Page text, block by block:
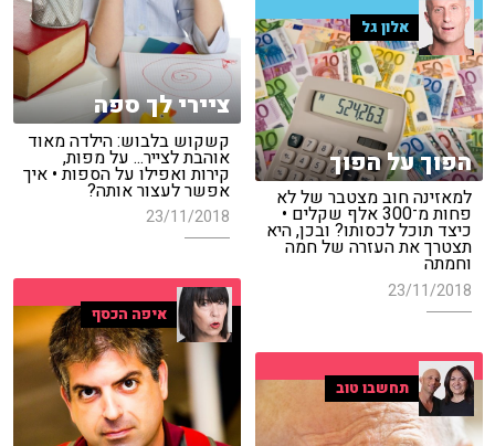
ציירי לך ספה
קשקוש בלבוש: הילדה מאוד
אוהבת לצייר... על מפות,
קירות ואפילו על הספות • איך
אפשר לעצור אותה?
23/11/2018
אלון גל
הפוך על הפוך
למאזינה חוב מצטבר של לא
פחות מ־300 אלף שקלים •
כיצד תוכל לכסותו? ובכן, היא
תצטרך את העזרה של חמה
וחמתה
23/11/2018
איפה הכסף
תחשבו טוב